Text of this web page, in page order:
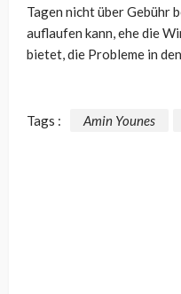
Tagen nicht über Gebühr
auflaufen kann, ehe die
bietet, die Probleme in
Tags : Amin Younes